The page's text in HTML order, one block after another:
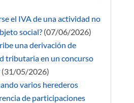
el IVA de una actividad no
social?(07/06/2026)
una derivación de
tributaria en un concurso
(31/05/2026)
varios herederos
de participaciones